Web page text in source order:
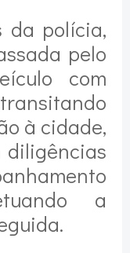
da polícia,
pelo
com
à cidade,
a